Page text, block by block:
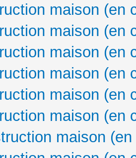
maison (en
maison (en
maison (en
maison (en
maison (en
maison (en
maison